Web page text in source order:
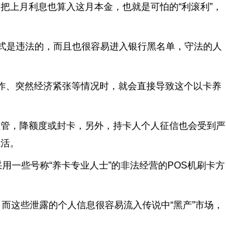
月利息也算入这月本金，也就是可怕的“利滚利”，
是违法的，而且也很容易进入银行黑名单，守法的人
突然经济紧张等情况时，就会直接导致这个以卡养
，降额度或封卡，另外，持卡人个人征信也会受到严
。
一些号称“养卡专业人士”的非法经营的POS机刷卡方
些泄露的个人信息很容易流入传说中“黑产”市场，